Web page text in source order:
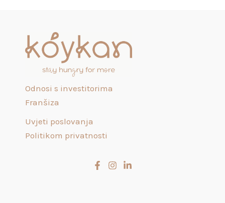
Odnosi s investitorima
Franšiza
Uvjeti poslovanja
Politikom privatnosti